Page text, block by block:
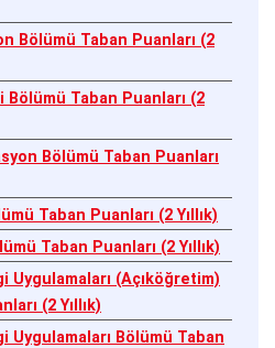
Bölümü Taban Puanları (2
Taban Puanları (2
Bölümü Taban Puanları
Taban Puanları (2 Yıllık)
Taban Puanları (2 Yıllık)
Uygulamaları (Açıköğretim)
(2 Yıllık)
Uygulamaları Bölümü Taban